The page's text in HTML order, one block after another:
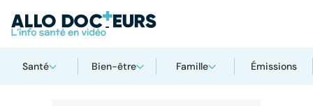
Santé Bien-être Famille Émissions